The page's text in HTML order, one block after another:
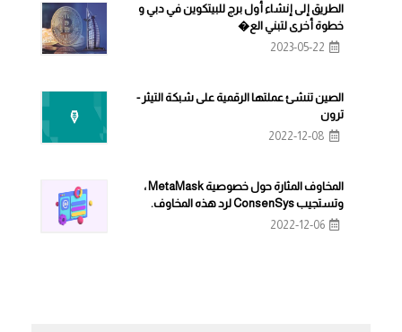
الطريق إلى إنشاء أول برج للبيتكوين في دبي و
خطوة أخرى لتبني الع�
2023-05-22
الصين تنشئ عملتها الرقمية على شبكة التيثر -
ترون
2022-12-08
المخاوف المثارة حول خصوصية MetaMask ،
وتستجيب ConsenSys لرد هذه المخاوف.
2022-12-06